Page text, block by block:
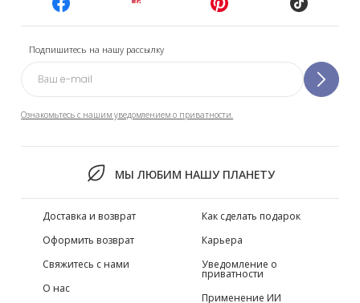
Подпишитесь на нашу рассылку
Ознакомьтесь с нашим уведомлением о приватности.
МЫ ЛЮБИМ НАШУ ПЛАНЕТУ
Доставка и возврат
Оформить возврат
Свяжитесь с нами
О нас
Как сделать подарок
Карьера
Уведомление о
приватности
Применение ИИ